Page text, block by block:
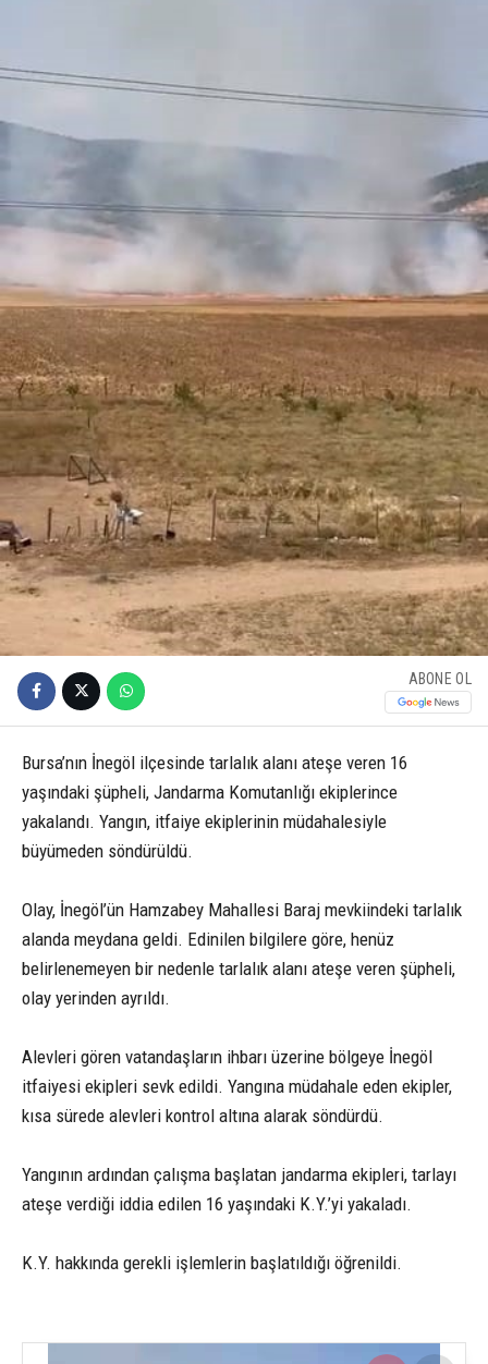
ABONE OL
Bursa’nın İnegöl ilçesinde tarlalık alanı ateşe veren 16
yaşındaki şüpheli, Jandarma Komutanlığı ekiplerince
yakalandı. Yangın, itfaiye ekiplerinin müdahalesiyle
büyümeden söndürüldü.
Olay, İnegöl’ün Hamzabey Mahallesi Baraj mevkiindeki tarlalık
alanda meydana geldi. Edinilen bilgilere göre, henüz
belirlenemeyen bir nedenle tarlalık alanı ateşe veren şüpheli,
olay yerinden ayrıldı.
Alevleri gören vatandaşların ihbarı üzerine bölgeye İnegöl
itfaiyesi ekipleri sevk edildi. Yangına müdahale eden ekipler,
kısa sürede alevleri kontrol altına alarak söndürdü.
Yangının ardından çalışma başlatan jandarma ekipleri, tarlayı
ateşe verdiği iddia edilen 16 yaşındaki K.Y.’yi yakaladı.
K.Y. hakkında gerekli işlemlerin başlatıldığı öğrenildi.